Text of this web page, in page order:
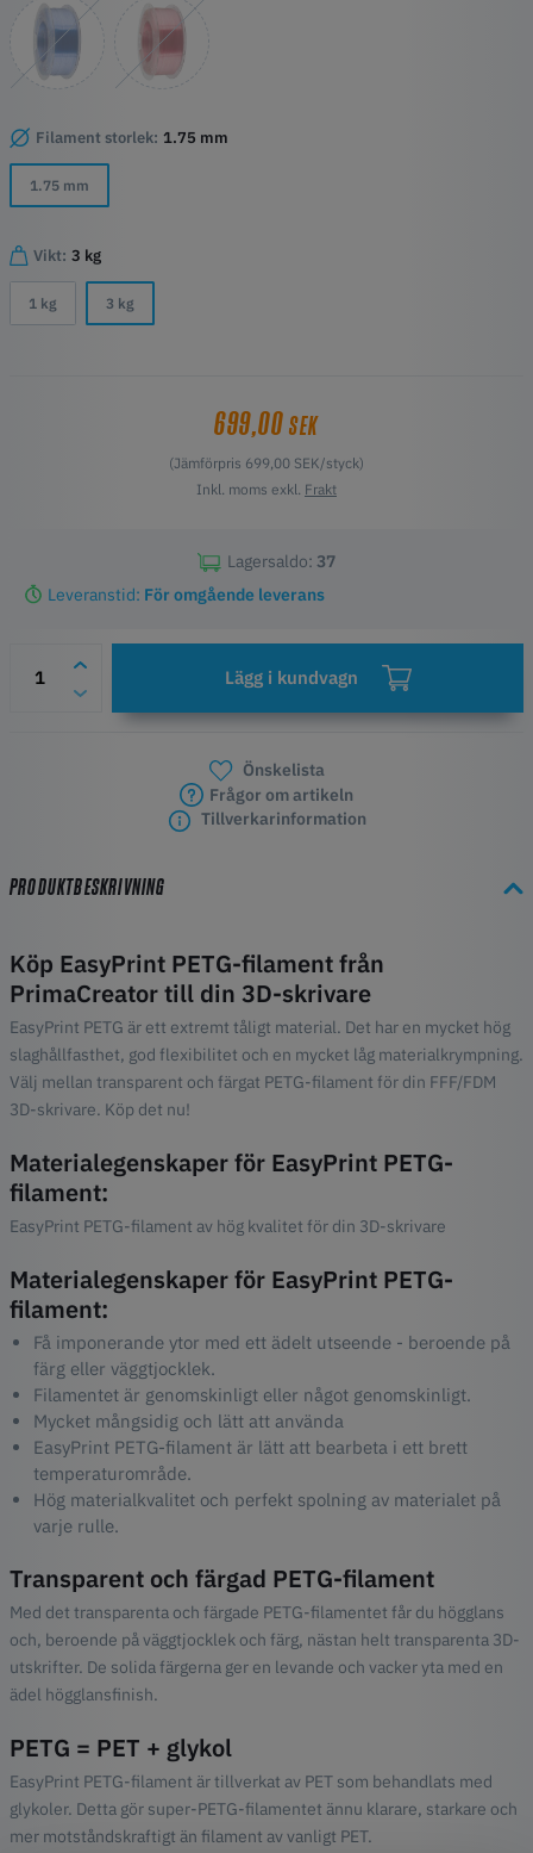
Filament storlek: 1.75 mm
1.75 mm
Vikt: 3 kg
1 kg 3 kg
699,00SEK
(Jämförpris 699,00 SEK/styck)
Inkl. moms exkl. Frakt
Lagersaldo: 37
Leveranstid: För omgående leverans
Lägg i kundvagn
Önskelista
Frågor om artikeln
Tillverkarinformation
PRODUKTBESKRIVNING
Köp EasyPrint PETG-filament från
PrimaCreator till din 3D-skrivare
EasyPrint PETG är ett extremt tåligt material. Det har en mycket hög
slaghållfasthet, god flexibilitet och en mycket låg materialkrympning.
Välj mellan transparent och färgat PETG-filament för din FFF/FDM
3D-skrivare. Köp det nu!
Materialegenskaper för EasyPrint PETG-
filament:
EasyPrint PETG-filament av hög kvalitet för din 3D-skrivare
Materialegenskaper för EasyPrint PETG-
filament:
Få imponerande ytor med ett ädelt utseende - beroende på
färg eller väggtjocklek.
Filamentet är genomskinligt eller något genomskinligt.
Mycket mångsidig och lätt att använda
EasyPrint PETG-filament är lätt att bearbeta i ett brett
temperaturområde.
Hög materialkvalitet och perfekt spolning av materialet på
varje rulle.
Transparent och färgad PETG-filament
Med det transparenta och färgade PETG-filamentet får du högglans
och, beroende på väggtjocklek och färg, nästan helt transparenta 3D-
utskrifter. De solida färgerna ger en levande och vacker yta med en
ädel högglansfinish.
PETG = PET + glykol
EasyPrint PETG-filament är tillverkat av PET som behandlats med
glykoler. Detta gör super-PETG-filamentet ännu klarare, starkare och
mer motståndskraftigt än filament av vanligt PET.